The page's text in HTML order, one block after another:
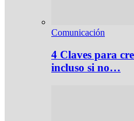
Comunicación
4 Claves para
incluso si no…